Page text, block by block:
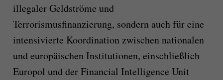
illegaler Geldströme und
Terrorismusfinanzierung, sondern auch für eine
intensivierte Koordination zwischen nationalen
und europäischen Institutionen, einschließlich
Europol und der Financial Intelligence Unit